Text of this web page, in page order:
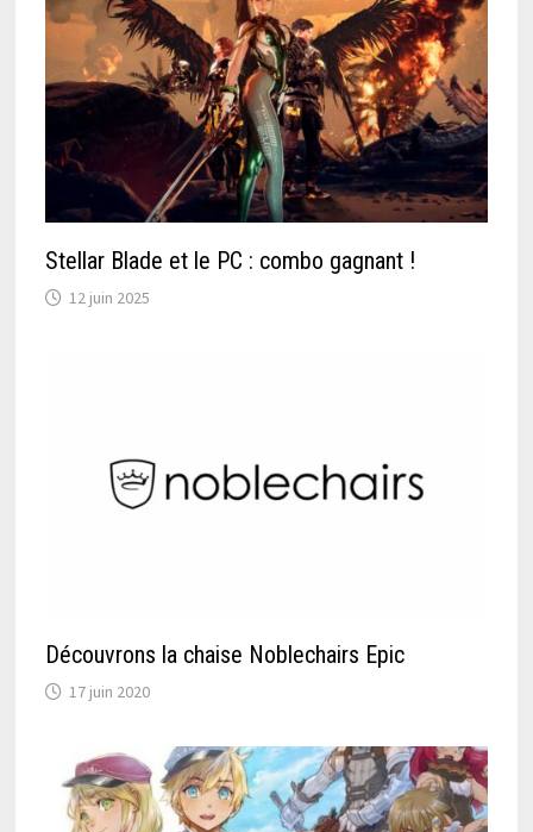
Stellar Blade et le PC : combo gagnant !
12 juin 2025
Découvrons la chaise Noblechairs Epic
17 juin 2020